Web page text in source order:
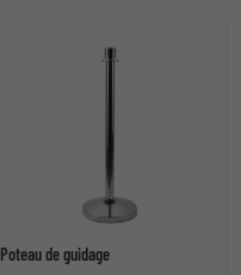
Poteau de guidage